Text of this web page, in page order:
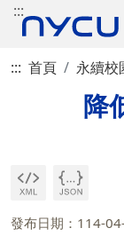
:::
::: 首頁 永續校
降
發布日期：114-